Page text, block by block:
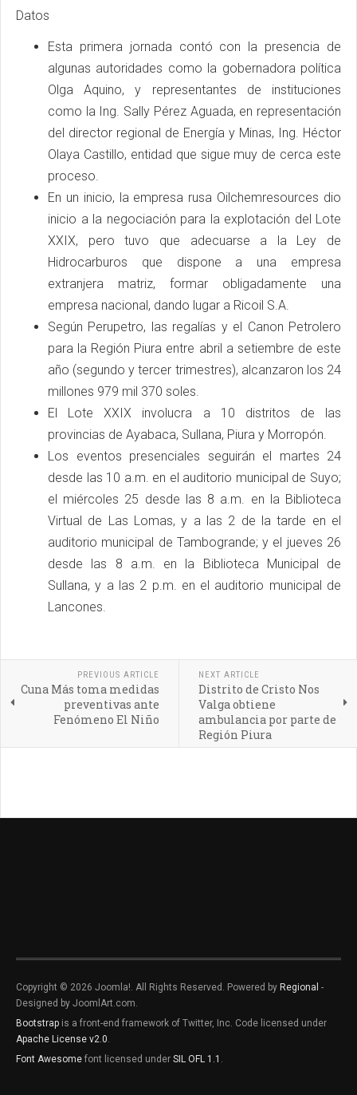
Datos
Esta primera jornada contó con la presencia de
algunas autoridades como la gobernadora política
Olga Aquino, y representantes de instituciones
como la Ing. Sally Pérez Aguada, en representación
del director regional de Energía y Minas, Ing. Héctor
Olaya Castillo, entidad que sigue muy de cerca este
proceso.
En un inicio, la empresa rusa Oilchemresources dio
inicio a la negociación para la explotación del Lote
XXIX, pero tuvo que adecuarse a la Ley de
Hidrocarburos que dispone a una empresa
extranjera matriz, formar obligadamente una
empresa nacional, dando lugar a Ricoil S.A.
Según Perupetro, las regalías y el Canon Petrolero
para la Región Piura entre abril a setiembre de este
año (segundo y tercer trimestres), alcanzaron los 24
millones 979 mil 370 soles.
El Lote XXIX involucra a 10 distritos de las
provincias de Ayabaca, Sullana, Piura y Morropón.
Los eventos presenciales seguirán el martes 24
desde las 10 a.m. en el auditorio municipal de Suyo;
el miércoles 25 desde las 8 a.m. en la Biblioteca
Virtual de Las Lomas, y a las 2 de la tarde en el
auditorio municipal de Tambogrande; y el jueves 26
desde las 8 a.m. en la Biblioteca Municipal de
Sullana, y a las 2 p.m. en el auditorio municipal de
Lancones.
PREVIOUS ARTICLE
Cuna Más toma medidas
preventivas ante
Fenómeno El Niño
NEXT ARTICLE
Distrito de Cristo Nos
Valga obtiene
ambulancia por parte de
Región Piura
Copyright © 2026 Joomla!. All Rights Reserved. Powered by Regional -
Designed by JoomlArt.com.
Bootstrap is a front-end framework of Twitter, Inc. Code licensed under
Apache License v2.0.
Font Awesome font licensed under SIL OFL 1.1 .